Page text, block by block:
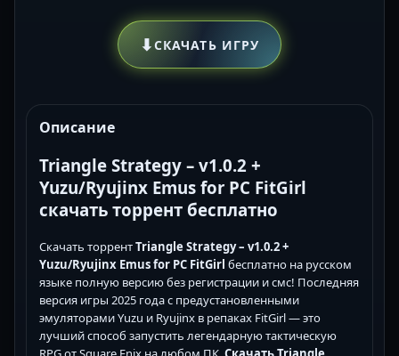
⬇СКАЧАТЬ ИГРУ
Описание
Triangle Strategy – v1.0.2 +
Yuzu/Ryujinx Emus for PC FitGirl
скачать торрент бесплатно
Скачать торрентTriangle Strategy – v1.0.2 +
Yuzu/Ryujinx Emus for PC FitGirl бесплатно на русском
языке полную версию без регистрации и смс! Последняя
версия игры 2025 года с предустановленными
эмуляторами Yuzu и Ryujinx в репаках FitGirl — это
лучший способ запустить легендарную тактическую